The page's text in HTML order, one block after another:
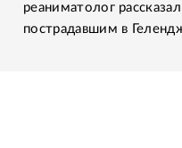
реаниматолог
пострадавшим в